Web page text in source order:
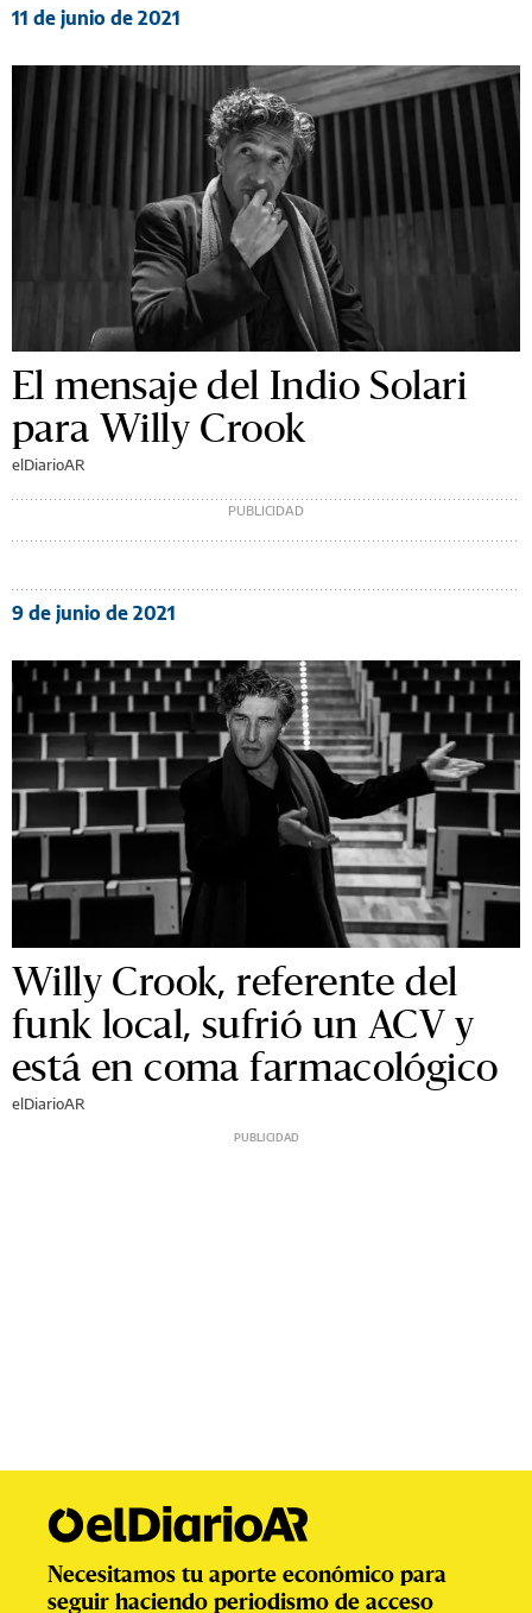
11 de junio de 2021
El mensaje del Indio Solari
para Willy Crook
elDiarioAR
9 de junio de 2021
Willy Crook, referente del
funk local, sufrió un ACV y
está en coma farmacológico
elDiarioAR
Necesitamos tu aporte económico para
seguir haciendo periodismo de acceso